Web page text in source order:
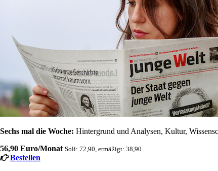
Sechs mal die Woche: Hintergrund und Analysen, Kultur,
56,90 Euro/Monat Soli: 72,90, ermäßigt: 38,90
Bestellen